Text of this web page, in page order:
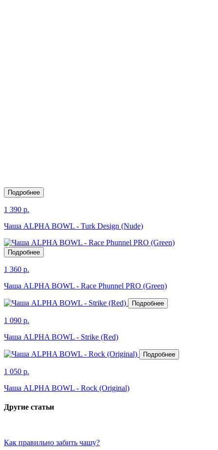
Подробнее
1 390 р.
Чаша ALPHA BOWL - Turk Design (Nude)
Подробнее
1 360 р.
Чаша ALPHA BOWL - Race Phunnel PRO (Green)
Подробнее
1 090 р.
Чаша ALPHA BOWL - Strike (Red)
Подробнее
1 050 р.
Чаша ALPHA BOWL - Rock (Original)
Другие статьи
Как правильно забить чашу?